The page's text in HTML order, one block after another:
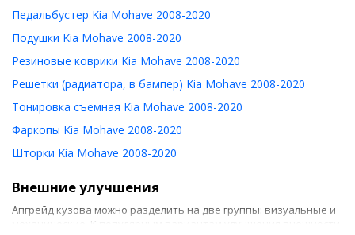
Педальбустер Kia Mohave 2008-2020
Подушки Kia Mohave 2008-2020
Резиновые коврики Kia Mohave 2008-2020
Решетки (радиатора, в бампер) Kia Mohave 2008-2020
Тонировка съемная Kia Mohave 2008-2020
Фаркопы Kia Mohave 2008-2020
Шторки Kia Mohave 2008-2020
Внешние улучшения
Апгрейд кузова можно разделить на две группы: визуальные и
механические. К популярным вариантам улучшения внешности